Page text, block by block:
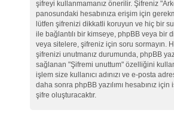
şifreyi kullanmamanız önerilir. Şifreniz
panosundaki hesabınıza erişim için
lütfen şifrenizi dikkatli koruyun ve hiç bir
ile bağlantılı bir kimseye, phpBB veya bir
veya sitelere, şifreniz için soru sormayın.
şifrenizi unutmanız durumunda, phpBB
sağlanan "Şifremi unuttum" özelliğini
işlem size kullanıcı adınızı ve e-posta
daha sonra phpBB yazılımı hesabınız
şifre oluşturacaktır.